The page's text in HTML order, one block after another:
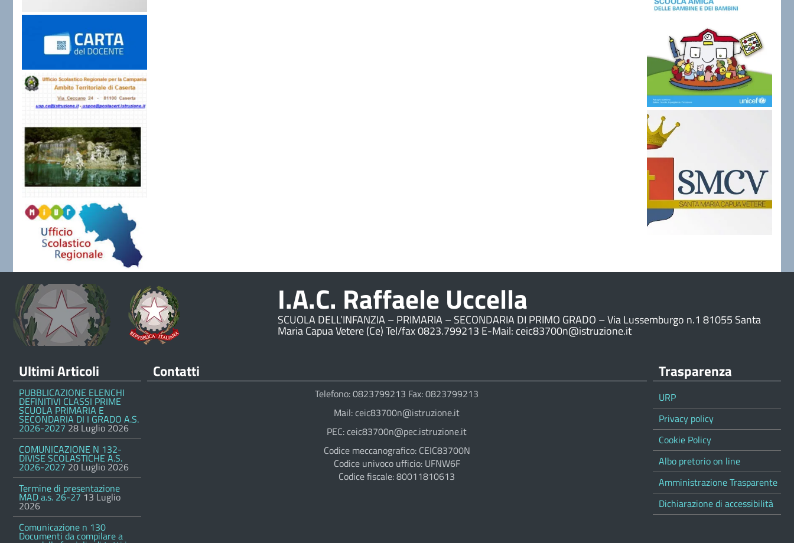
I.A.C. Raffaele Uccella
SCUOLA DELL’INFANZIA – PRIMARIA – SECONDARIA DI PRIMO GRADO – Via Lussemburgo n.1 81055 Santa
Maria Capua Vetere (Ce) Tel/fax 0823.799213 E-Mail: ceic83700n@istruzione.it
Ultimi Articoli
PUBBLICAZIONE ELENCHI
DEFINITIVI CLASSI PRIME
SCUOLA PRIMARIA E
SECONDARIA DI I GRADO A.S.
2026-2027 28 Luglio 2026
COMUNICAZIONE N 132-
DIVISE SCOLASTICHE A.S.
2026-2027 20 Luglio 2026
Termine di presentazione
MAD a.s. 26-27 13 Luglio
2026
Comunicazione n 130
Documenti da compilare a
Contatti
Telefono: 0823799213 Fax: 0823799213
Mail: ceic83700n@istruzione.it
PEC: ceic83700n@pec.istruzione.it
Codice meccanografico: CEIC83700N
Codice univoco ufficio: UFNW6F
Codice fiscale: 80011810613
Trasparenza
URP
Privacy policy
Cookie Policy
Albo pretorio on line
Amministrazione Trasparente
Dichiarazione di accessibilità